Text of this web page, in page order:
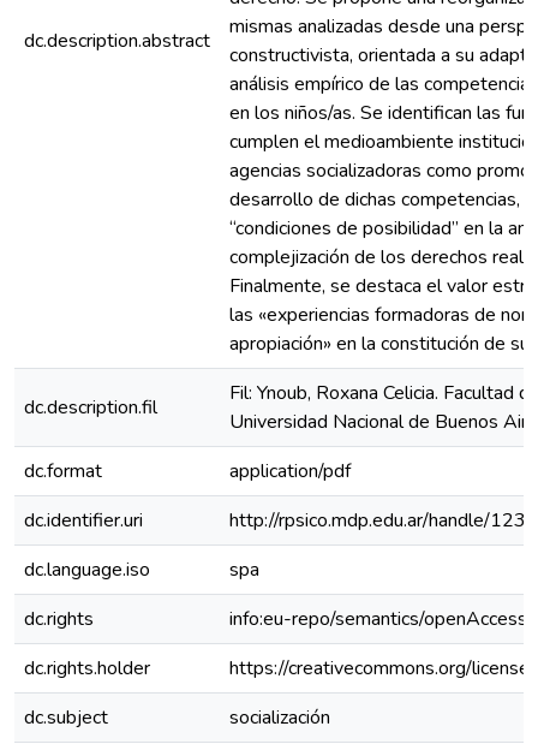
dc.description.abstract
mismas analizadas desde una
constructivista, orientada a su
análisis empírico de las
en los niños/as. Se identifican las
cumplen el medioambiente
agencias socializadoras como
desarrollo de dichas competencias,
“condiciones de posibilidad” en la
complejización de los derechos
Finalmente, se destaca el valor
las «experiencias formadoras de
apropiación» en la constitución de
dc.description.fil
Fil: Ynoub, Roxana Celicia. Facultad
Universidad Nacional de Buenos
dc.format
application/pdf
dc.identifier.uri
http://rpsico.mdp.edu.ar/handle/
dc.language.iso
spa
dc.rights
info:eu-repo/semantics/openAccess
dc.rights.holder
https://creativecommons.org/
dc.subject
socialización